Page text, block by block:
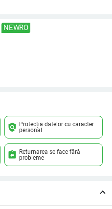
NEWRO
policy Protecția datelor cu caracter
personal
assignment_return Returnarea se face fără
probleme